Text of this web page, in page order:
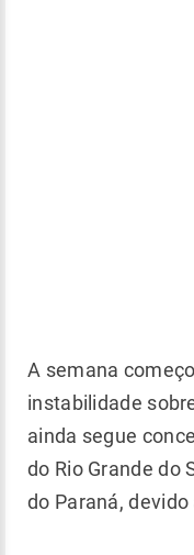
A semana
instabilidade
ainda segue
do Rio Grande do
do Paraná,